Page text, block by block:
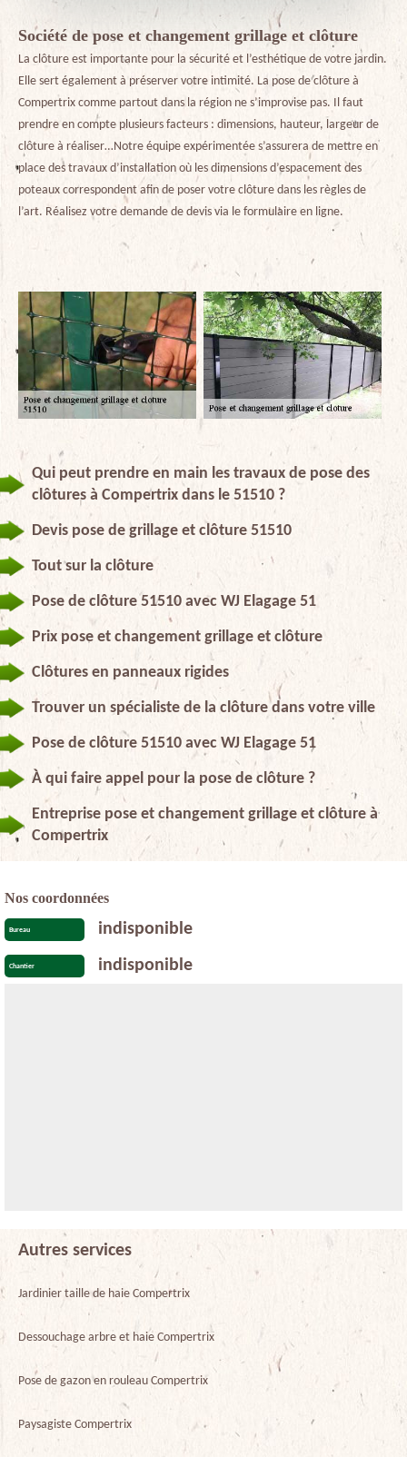
Société de pose et changement grillage et clôture
La clôture est importante pour la sécurité et l’esthétique de votre jardin.
Elle sert également à préserver votre intimité. La pose de clôture à
Compertrix comme partout dans la région ne s’improvise pas. Il faut
prendre en compte plusieurs facteurs : dimensions, hauteur, largeur de
clôture à réaliser…Notre équipe expérimentée s’assurera de mettre en
place des travaux d’installation où les dimensions d’espacement des
poteaux correspondent afin de poser votre clôture dans les règles de
l’art. Réalisez votre demande de devis via le formulaire en ligne.
Qui peut prendre en main les travaux de pose des
clôtures à Compertrix dans le 51510 ?
Devis pose de grillage et clôture 51510
Tout sur la clôture
Pose de clôture 51510 avec WJ Elagage 51
Prix pose et changement grillage et clôture
Clôtures en panneaux rigides
Trouver un spécialiste de la clôture dans votre ville
Pose de clôture 51510 avec WJ Elagage 51
À qui faire appel pour la pose de clôture ?
Entreprise pose et changement grillage et clôture à
Compertrix
Nos coordonnées
Bureau indisponible
Chantier indisponible
Autres services
Jardinier taille de haie Compertrix
Dessouchage arbre et haie Compertrix
Pose de gazon en rouleau Compertrix
Paysagiste Compertrix